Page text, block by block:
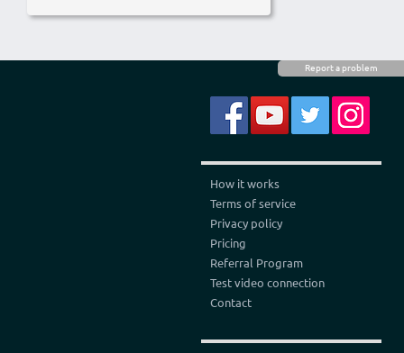
Report a problem
How it works
Terms of service
Privacy policy
Pricing
Referral Program
Test video connection
Contact